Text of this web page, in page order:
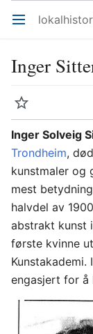
Åpne hovedmenyen
Inger
Overvåk
Inger Solveig
Trondheim,
kunstmaler og
mest
halvdel av
abstrakt kunst
første kvinne
engasjert for å